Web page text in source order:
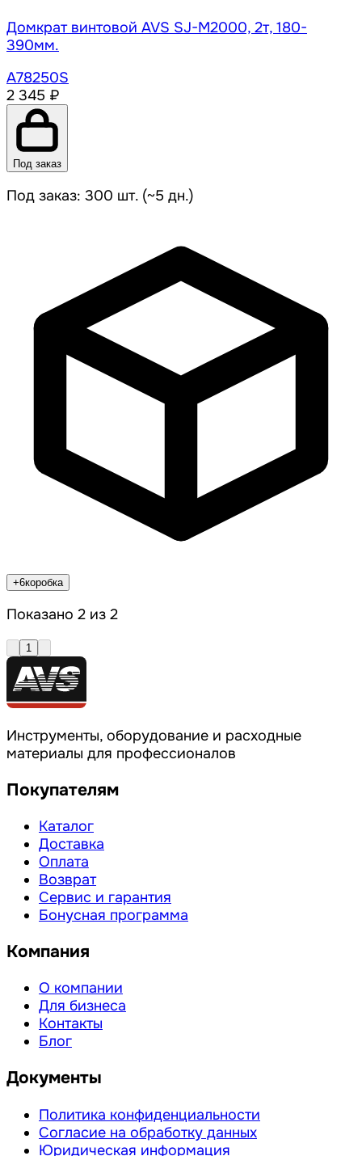
Домкрат винтовой AVS SJ-M2000, 2т, 180-
390мм.
A78250S
2 345 ₽
Под заказ
Под заказ: 300 шт. (~5 дн.)
+6коробка
Показано 2 из 2
1
Инструменты, оборудование и расходные
материалы для профессионалов
Покупателям
Каталог
Доставка
Оплата
Возврат
Сервис и гарантия
Бонусная программа
Компания
О компании
Для бизнеса
Контакты
Блог
Документы
Политика конфиденциальности
Согласие на обработку данных
Юридическая информация